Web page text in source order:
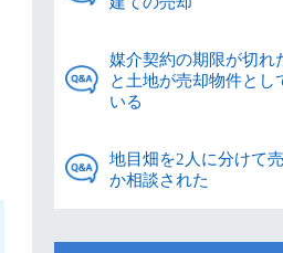
媒介契約の期限が切れ
と土地が売却物件とし
いる
地目畑を2人に分けて
か相談された